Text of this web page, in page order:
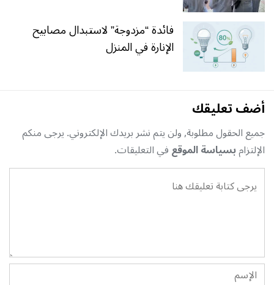
فائدة “مزدوجة” لاستبدال مصابيح
الإنارة في المنزل
أضف تعليقك
جميع الحقول مطلوبة, ولن يتم نشر بريدك الإلكتروني. يرجى منكم
الإلتزامبسياسة الموقعفي التعليقات.